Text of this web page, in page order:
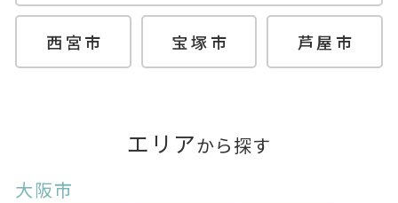
西宮市 宝塚市 芦屋市
エリアから探す
大阪市